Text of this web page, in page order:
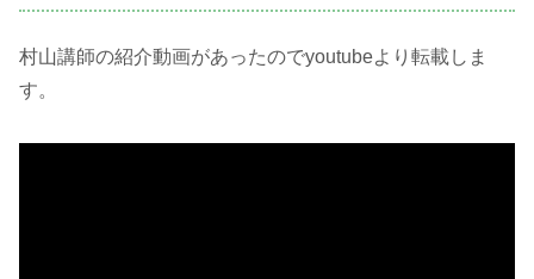
村山講師の紹介動画があったのでyoutubeより転載しま
す。